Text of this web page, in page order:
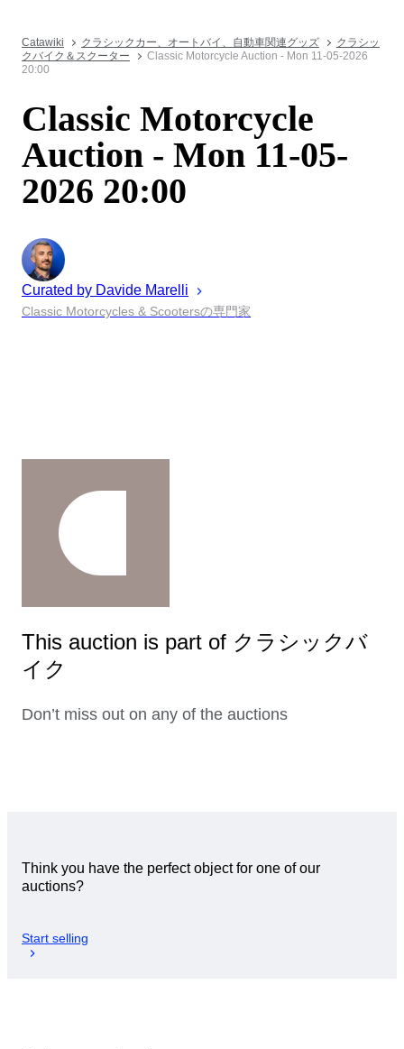
Catawiki クラシックカー、オートバイ、自動車関連グッズ
クラシッ
クバイク＆スクーター
Classic Motorcycle Auction - Mon 11-05-2026
20:00
Classic Motorcycle
Auction - Mon 11-05-
2026 20:00
Curated by Davide Marelli
Classic Motorcycles & Scootersの専門家
This auction is part of クラシックバ
イク
Don’t miss out on any of the auctions
Think you have the perfect object for one of our
auctions?
Start selling